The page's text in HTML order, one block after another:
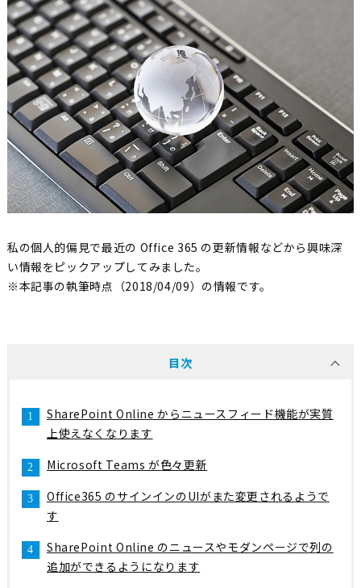
私の個人的偏見で最近の Office 365 の更新情報などから興味深
い情報をピックアップしてみました。
※本記事の執筆時点（2018/04/09）の情報です。
目次
SharePoint Online からニュースフィード機能が実質
上使えなくなります
Microsoft Teams が色々更新
Office365 のサインインのUIがまた変更されるようで
す
SharePoint Online のニュースやモダンページで列の
追加ができるようになります